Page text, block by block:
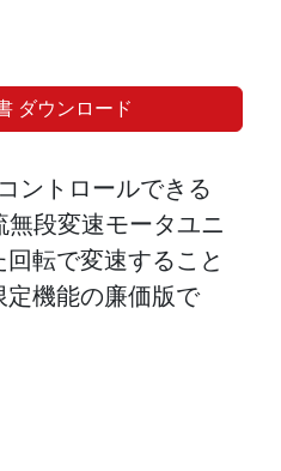
ダウンロード
ントロールできる
段変速モータユニ
転で変速すること
機能の廉価版で